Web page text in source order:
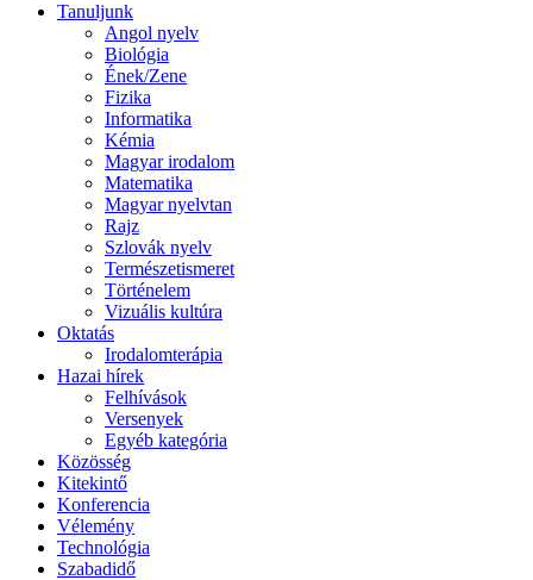
Tanuljunk
Angol nyelv
Biológia
Ének/Zene
Fizika
Informatika
Kémia
Magyar irodalom
Matematika
Magyar nyelvtan
Rajz
Szlovák nyelv
Természetismeret
Történelem
Vizuális kultúra
Oktatás
Irodalomterápia
Hazai hírek
Felhívások
Versenyek
Egyéb kategória
Közösség
Kitekintő
Konferencia
Vélemény
Technológia
Szabadidő